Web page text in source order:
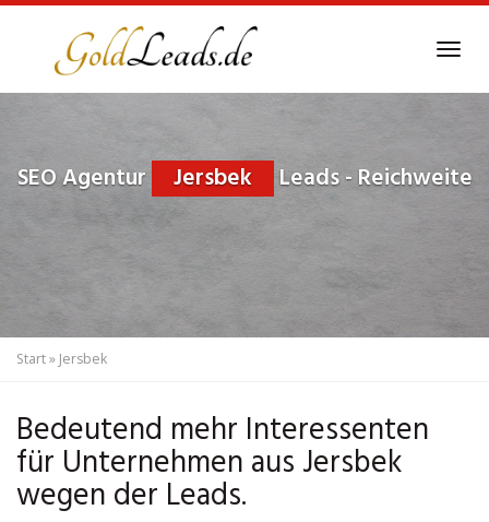
SEO Agentur Jersbek Leads - Reichweite
Start» Jersbek
Bedeutend mehr Interessenten
für Unternehmen aus Jersbek
wegen der Leads.